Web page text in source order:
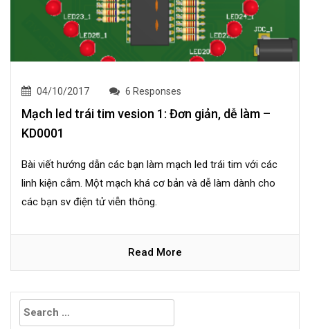
04/10/2017 6 Responses
Mạch led trái tim vesion 1: Đơn giản, dễ làm –
KD0001
Bài viết hướng dẫn các bạn làm mạch led trái tim với các
linh kiện cắm. Một mạch khá cơ bản và dễ làm dành cho
các bạn sv điện tử viễn thông.
Read More
Search
for: